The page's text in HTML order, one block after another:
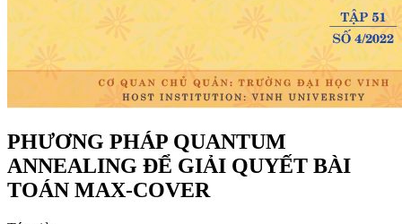
PHƯƠNG PHÁP QUANTUM
ANNEALING ĐỂ GIẢI QUYẾT BÀI
TOÁN MAX-COVER